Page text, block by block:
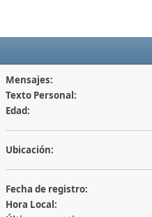
Mensajes:
Texto Personal:
Edad:
Ubicación:
Fecha de registro:
Hora Local: